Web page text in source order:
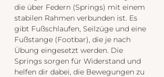
die über Federn (Springs) mit einem
stabilen Rahmen verbunden ist. Es
gibt Fußschlaufen, Seilzüge und eine
Fußstange (Footbar), die je nach
Übung eingesetzt werden. Die
Springs sorgen für Widerstand und
helfen dir dabei, die Bewegungen zu